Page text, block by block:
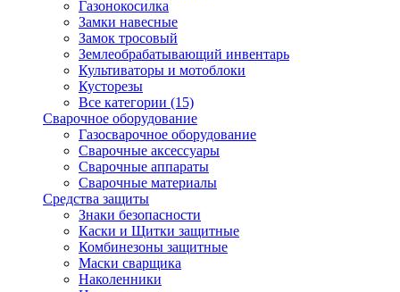
Газонокосилка
Замки навесные
Замок тросовый
Землеобрабатывающий инвентарь
Культиваторы и мотоблоки
Кусторезы
Все категории (15)
Сварочное оборудование
Газосварочное оборудование
Сварочные аксессуары
Сварочные аппараты
Сварочные материалы
Средства защиты
Знаки безопасности
Каски и Щитки защитные
Комбинезоны защитные
Маски сварщика
Наколенники